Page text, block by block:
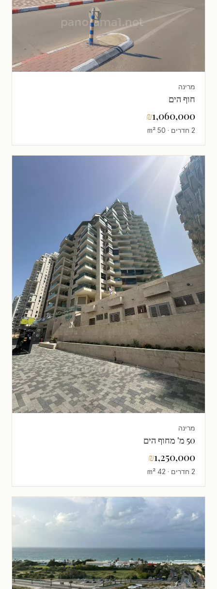
מרינה
חוף הים
₪1,060,000
2 חדרים · 50 m²
מרינה
50 מ' מחוף הים
₪1,250,000
2 חדרים · 42 m²